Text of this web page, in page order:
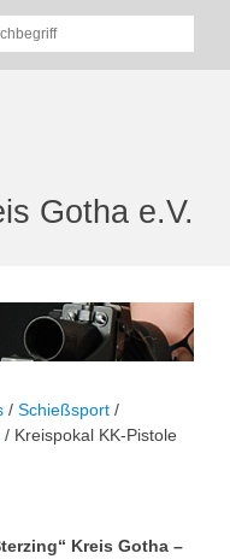
Gotha e.V.
/ Schießsport /
/ Kreispokal KK-Pistole
Kreis Gotha –